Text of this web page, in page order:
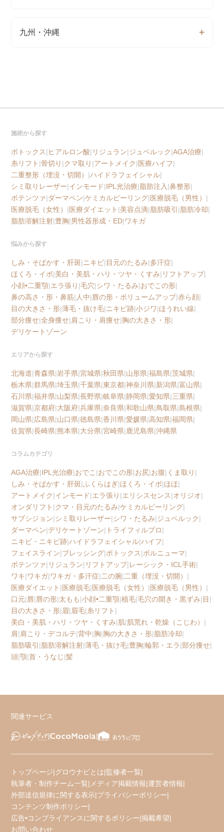
九州・沖縄
施術から探す
ボトックス|ヒアルロン酸| リジュラン|ジュベルック|AGA治療|
糸リフト |骨切り |クマ取り |アートメイク|医療ハイフ|
二重整形（埋没・切開） |ハイドラフェイシャル|
シミ取りレーザー|インモード|IPL光治療|脂肪注入 |鼻整形|
ポテンツァ|ダーマペン|ケミカルピーリング|医療脱毛（男性） |
医療脱毛（女性） |医療ダイエット |美容点滴|脂肪吸引 |脂肪冷却|
脂肪溶解注射|豊胸|男性器形成・ED|ワキガ
悩みから探す
しみ・そばかす・肝斑| ニキビ|目元のたるみ|多汗症|
ほくろ・イボ|美白・美肌・ハリ・ツヤ・くすみ| リフトアップ|
小顔•二重顎|エラ張り |毛穴|シワ・たるみ|おでこの形|
鼻の高さ・形・鼻筋| 人中|唇の形・ボリュームアップ|赤ら顔|
目の大きさ・形|薄毛・抜け毛| ニキビ跡|小ジワ|ほうれい線|
部分痩せ|全身痩せ|肩こり・肩痩せ|胸の大きさ・形|
デリケートゾーン
エリアから探す
北海道|青森県|岩手県|宮城県|秋田県|山形県|福島県|茨城県|
栃木県|群馬県|埼玉県|千葉県|東京都|神奈川県|新潟県|富山県|
石川県|福井県|山梨県|長野県|岐阜県|静岡県|愛知県|三重県|
滋賀県|京都府|大阪府|兵庫県|奈良県|和歌山県|鳥取県|島根県|
岡山県|広島県|山口県|徳島県|香川県|愛媛県|高知県|福岡県|
佐賀県|長崎県|熊本県|大分県|宮崎県|鹿児島県|沖縄県
コラムカテゴリ
AGA治療|IPL光治療|おでこ |おでこの形|お尻|お腹| くま取り |
しみ・そばかす・肝斑|ふくらはぎ|ほくろ・イボ|ほほ|
アートメイク|インモード|エラ張り |エリシスセンス|オリジオ|
オンダリフト |クマ・目元のたるみ|ケミカルピーリング|
サブシジョン|シミ取りレーザー|シワ・たるみ|ジュベルック|
ダーマペン|デリケートゾーン| トライフィルプロ|
ニキビ・ニキビ跡|ハイドラフェイシャル|ハイフ|
フェイスライン|ブレッシング|ボトックス|ボルニューマ|
ポテンツァ| リジュラン| リフトアップ|レーシック・ICL手術|
ワキ|ワキガ|ワキガ・多汗症|二の腕|二重（埋没・切開） |
医療ダイエット |医療脱毛|医療脱毛（女性） |医療脱毛（男性） |
口元|唇|唇の形|太もも|小顔•二重顎|植毛|毛穴の開き・黒ずみ|目 |
目の大きさ・形|眉|眉毛|糸リフト |
美白・美肌・ハリ・ツヤ・くすみ|肌|肌荒れ・乾燥（こじわ） |
肩|肩こり・デコルテ|背中|胸|胸の大きさ・形|脂肪冷却|
脂肪吸引 |脂肪溶解注射|薄毛・抜け毛|豊胸|輪郭・エラ|部分痩せ|
頭|顎|首・うなじ|髪
関連サービス
トップページ|グロウナビとは|監修者一覧|
執筆者・制作チーム一覧| メディア掲載情報|運営者情報|
外部送信規律に関する表示|プライバシーポリシー|
コンテンツ制作ポリシー|
広告•コンプライアンスに関するポリシー|掲載希望|
お問い合わせ